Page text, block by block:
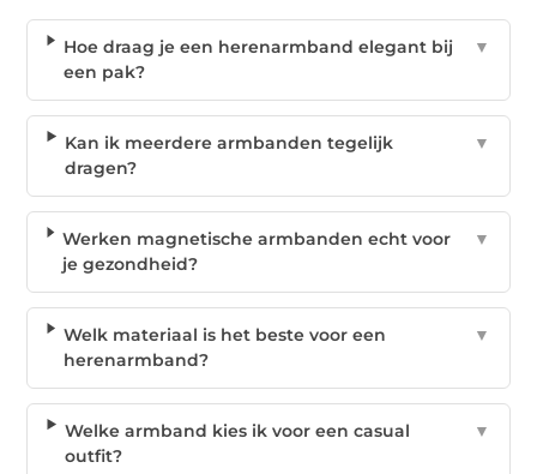
Hoe draag je een herenarmband elegant bij
een pak?
▼
Kan ik meerdere armbanden tegelijk
dragen?
▼
Werken magnetische armbanden echt voor
je gezondheid?
▼
Welk materiaal is het beste voor een
herenarmband?
▼
Welke armband kies ik voor een casual
outfit?
▼